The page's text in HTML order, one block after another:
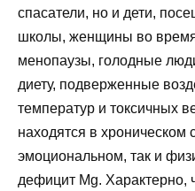
спасатели, но и дети,
школы, женщины во
менопаузы, голодные
диету, подверженные
температур и токсичных
находятся в хроническом
эмоциональном, так и
дефицит Mg. Характерно,